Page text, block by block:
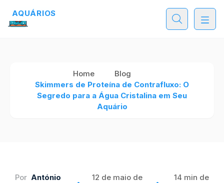
Home
Blog
Skimmers de Proteína de Contrafluxo: O
Segredo para a Água Cristalina em Seu
Aquário
Por António
12 de maio de
14 min de
AQUÁRIOS
AQUÁRIOS
AQUÁRIOS